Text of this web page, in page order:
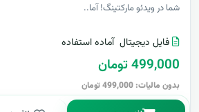
شما در ویدئو مارکتینگ! آما..
فایل دیجیتال آماده استفاده
499,000 تومان
بدون مالیات: 499,000 تومان